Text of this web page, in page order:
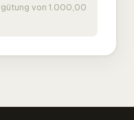
von 1.000,00